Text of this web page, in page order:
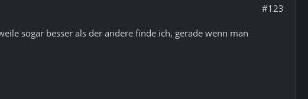
#123
sogar besser als der andere finde ich, gerade wenn man